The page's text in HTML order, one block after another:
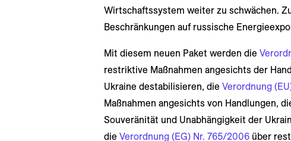
Wirtschaftssystem weiter zu schwächen.
Beschränkungen auf russische
Mit diesem neuen Paket werden die
restriktive Maßnahmen angesichts der
Ukraine destabilisieren, die Verordnung
Maßnahmen angesichts von Handlungen,
Souveränität und Unabhängigkeit der
die Verordnung (EG) Nr. 765/2006über